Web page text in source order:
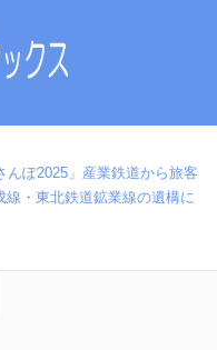
んぽ2025」産業鉄道から旅客
・東北鉄道鉱業線の遺構に